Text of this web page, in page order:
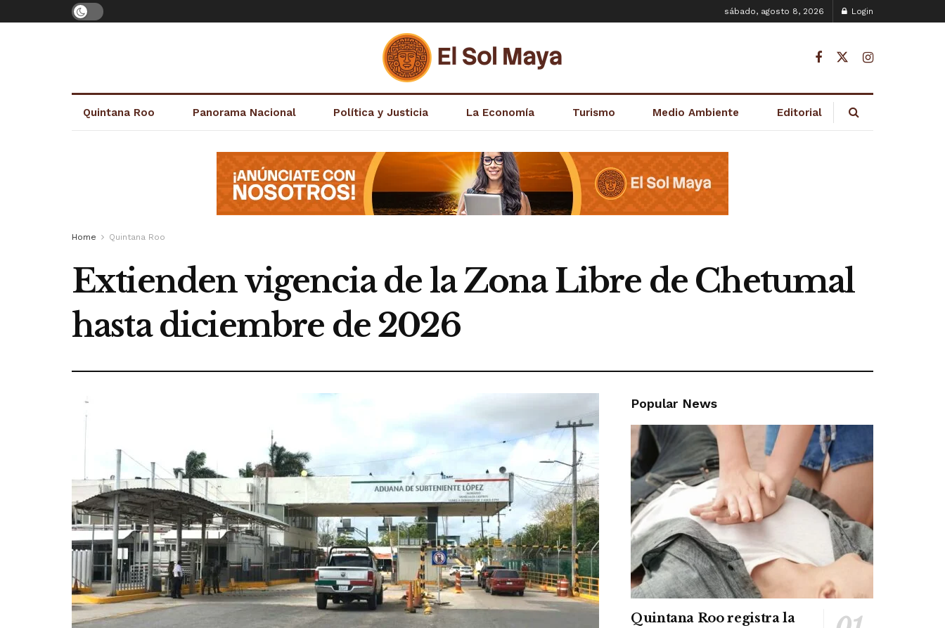
sábado, agosto 8, 2026 Login
Quintana Roo Panorama Nacional Política y Justicia La Economía Turismo Medio Ambiente Editorial
Home Quintana Roo
Extienden vigencia de la Zona Libre de Chetumal
hasta diciembre de 2026
Popular News
Quintana Roo registra la